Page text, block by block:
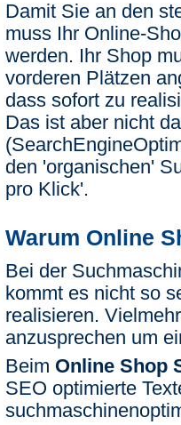
Damit Sie an den
muss Ihr Online-
werden. Ihr Shop
vorderen Plätzen
dass sofort zu
Das ist aber nicht
den 'organischen'
pro Klick'.
Warum Online
Bei der
kommt es nicht so
realisieren.
anzusprechen um
Beim Online Shop
SEO optimierte